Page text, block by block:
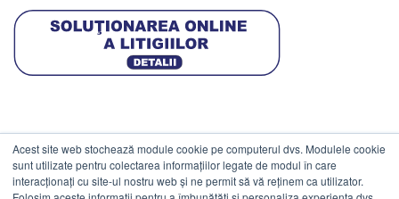
Acest site web stochează module cookie pe computerul dvs. Modulele cookie
sunt utilizate pentru colectarea informațiilor legate de modul în care
interacționați cu site-ul nostru web și ne permit să vă reținem ca utilizator.
DATE COMERCIALE